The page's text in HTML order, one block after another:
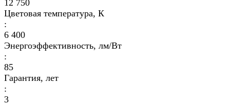
12 750
Цветовая температура, К
:
6 400
Энергоэффективность, лм/Вт
:
85
Гарантия, лет
:
3